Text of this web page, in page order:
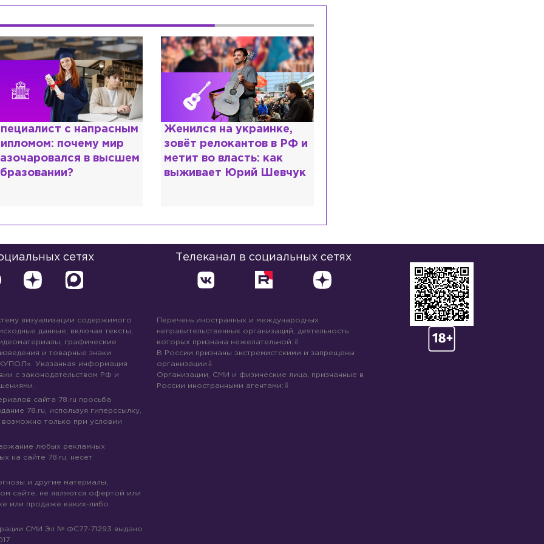
на украинке,
релокантов в РФ и
во власть: как
Юрий Шевчук
Косил от армии,
продавал посты и
воровал гумпомощь: что
о Зеленском рассказали
сетях Телеканал в социальных сетях
визуализации содержимого
данные, включая тексты,
графические
и товарные знаки
Указанная информация
с законодательством РФ и
сайта 78.ru просьба
78.ru, используя гиперссылку,
возможно только при условии
любых рекламных
на сайте 78.ru, несет
и другие материалы,
сайте, не являются офертой или
или продаже каких-либо
СМИ Эл № ФС77-71293 выдано
Перечень иностранных и международных
неправительственных организаций, деятельность
которых признана нежелательной:
В России признаны экстремистскими и запрещены
организации
Организации, СМИ и физические лица, признанные в
России иностранными агентами: